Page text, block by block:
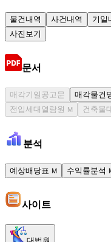
물건내역 사건내역 기일
사진보기
문서
매각기일공고문 매각물건
전입세대열람원
M 건축물
분석
예상배당표 M 수익률분석
사이트